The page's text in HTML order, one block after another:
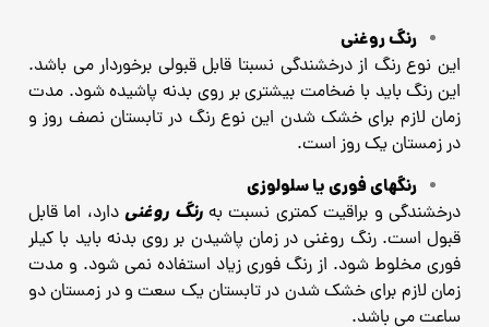
رنگ روغنی
این نوع رنگ از درخشندگی نسبتا قابل قبولی برخوردار می باشد.
این رنگ باید با ضخامت بیشتری بر روی بدنه پاشیده شود. مدت
زمان لازم برای خشک شدن این نوع رنگ در تابستان نصف روز و
در زمستان یک روز است.
رنگهای فوری یا سلولوزی
درخشندگی و براقیت کمتری نسبت بهرنگ روغنیدارد، اما قابل
قبول است. رنگ روغنی در زمان پاشیدن بر روی بدنه باید با کیلر
فوری مخلوط شود. از رنگ فوری زیاد استفاده نمی شود. و مدت
زمان لازم برای خشک شدن در تابستان یک سعت و در زمستان دو
ساعت می باشد.